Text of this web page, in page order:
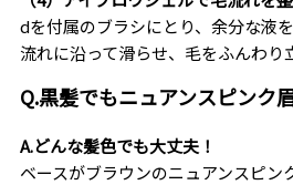
dを付属のブラシにとり、余分な液
流れに沿って滑らせ、毛をふんわり
Q.黒髪でもニュアンスピンク
A.どんな髪色でも大丈夫！
ベースがブラウンのニュアンスピン